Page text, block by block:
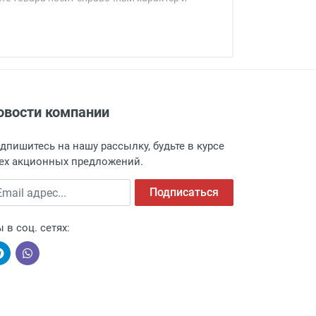
г. Москва, Переведеновский
о поступлении товара.
пункт выдачи, чтобы избежать
компании
на нашу рассылку, будьте в курсе
акционных предложений.
адрес Подписаться
в соц. сетях: